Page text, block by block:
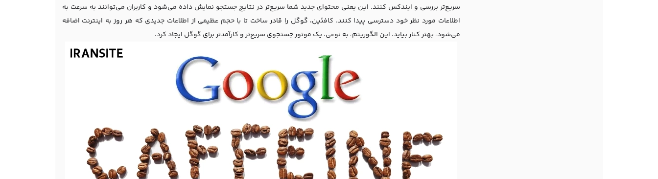
سریع‌تر بررسی و ایندکس کنند. این یعنی محتوای جدید شما سریع‌تر در نتایج جستجو نمایش داده می‌شود و کاربران می‌توانند به سرعت به
اطلاعات مورد نظر خود دسترسی پیدا کنند. کافئین، گوگل را قادر ساخت تا با حجم عظیمی از اطلاعات جدیدی که هر روز به اینترنت اضافه
می‌شود، بهتر کنار بیاید. این الگوریتم، به نوعی، یک موتور جستجوی سریع‌تر و کارآمدتر برای گوگل ایجاد کرد.